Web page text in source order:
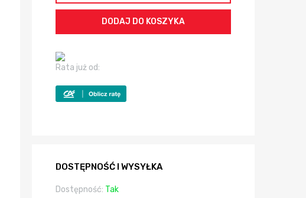
Rata już od:
DOSTĘPNOŚĆ I WYSYŁKA
Dostępność: Tak